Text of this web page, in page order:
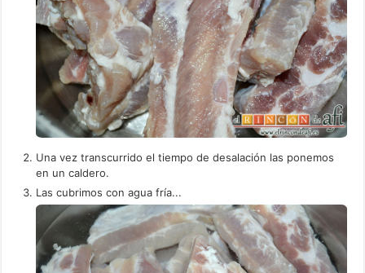
Una vez transcurrido el tiempo de desalación las ponemos
en un caldero.
Las cubrimos con agua fría...